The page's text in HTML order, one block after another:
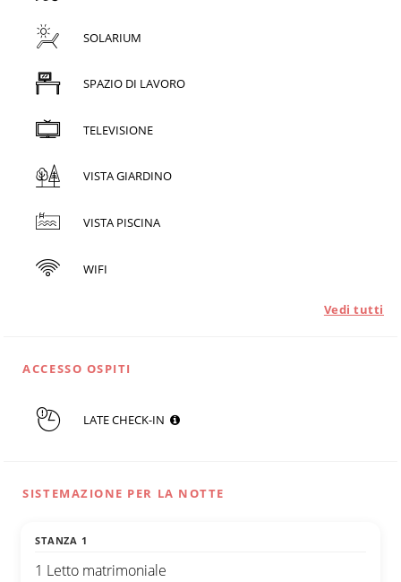
SOLARIUM
SPAZIO DI LAVORO
TELEVISIONE
VISTA GIARDINO
VISTA PISCINA
WIFI
Vedi tutti
ACCESSO OSPITI
LATE CHECK-IN
SISTEMAZIONE PER LA NOTTE
STANZA 1
1 Letto matrimoniale